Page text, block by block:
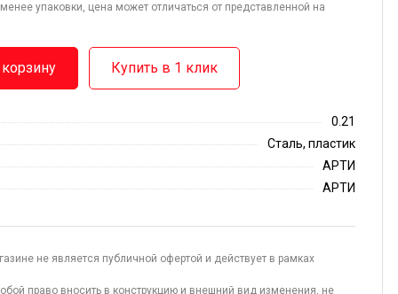
упаковки, цена может отличаться от представленной на
Купить в 1 клик
0.21
Сталь, пластик
АРТИ
АРТИ
не является публичной офертой и действует в рамках
право вносить в конструкцию и внешний вид изменения, не